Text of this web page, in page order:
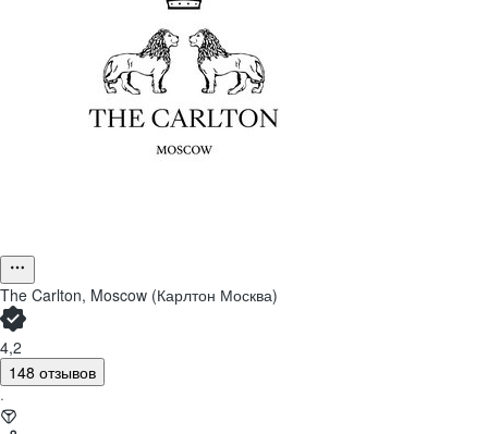
The Carlton, Moscow (Карлтон Москва)
4,2
148 отзывов
·